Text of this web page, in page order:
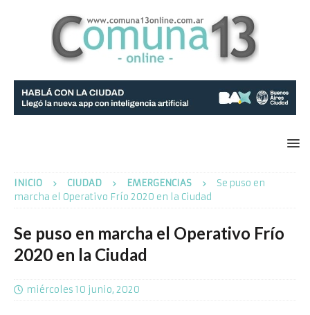
INICIO CIUDAD EMERGENCIAS
Se puso en
marcha el Operativo Frío 2020 en la Ciudad
Se puso en marcha el Operativo Frío
2020 en la Ciudad
miércoles 10 junio, 2020